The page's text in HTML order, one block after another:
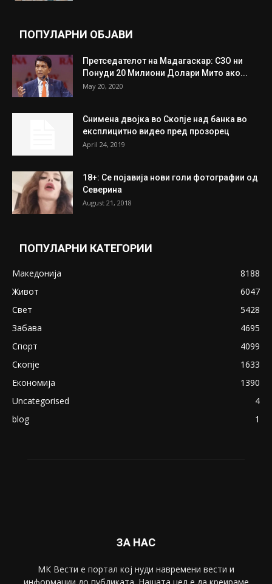
ПОПУЛАРНИ ОБЈАВИ
Претседателот на Мадагаскар: СЗО ни
Понуди 20 Милиони Долари Мито ако...
May 20, 2020
Снимена двојка во Скопје над банка во
експлицитно видео пред прозорец
April 24, 2019
18+: Се појавија нови голи фотографии од
Северина
August 21, 2018
ПОПУЛАРНИ КАТЕГОРИИ
Македонија
8188
Живот
6047
Свет
5428
Забава
4695
Спорт
4099
Скопје
1633
Економија
1390
Uncategorised
4
blog
1
ЗА НАС
МК Вести е портал коj нуди навремени вести и